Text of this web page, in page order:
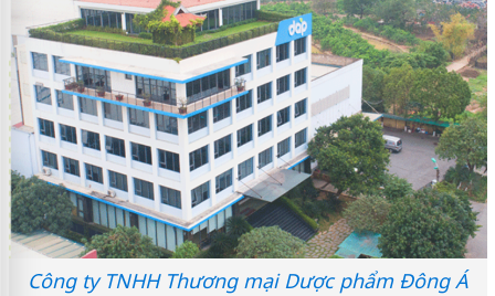
Công ty TNHH Thương mại Dược phẩm Đông Á